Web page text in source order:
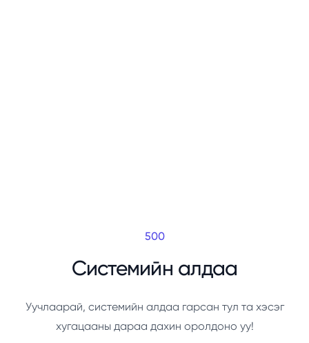
500
Системийн алдаа
Уучлаарай, системийн алдаа гарсан тул та хэсэг
хугацааны дараа дахин оролдоно уу!